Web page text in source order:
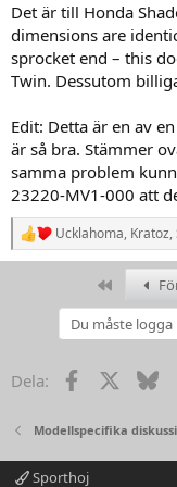
Det är till Honda
dimensions are
sprocket end – this
Twin. Dessutom
Edit: Detta är en av
är så bra. Stämmer
samma problem
23220-MV1-000 att
R
e
e
Ucklahoma, Kratoz,
Du måste
Dela: Facebook
Modellspecifika
Sporthoj